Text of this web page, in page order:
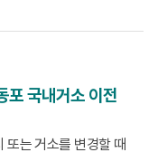
포 국내거소 이전
는 거소를 변경할 때